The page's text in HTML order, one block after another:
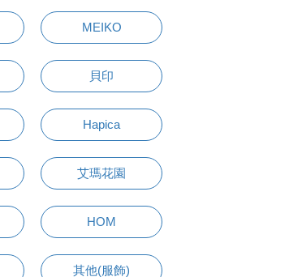
MEIKO
貝印
Hapica
艾瑪花園
HOM
其他(服飾)